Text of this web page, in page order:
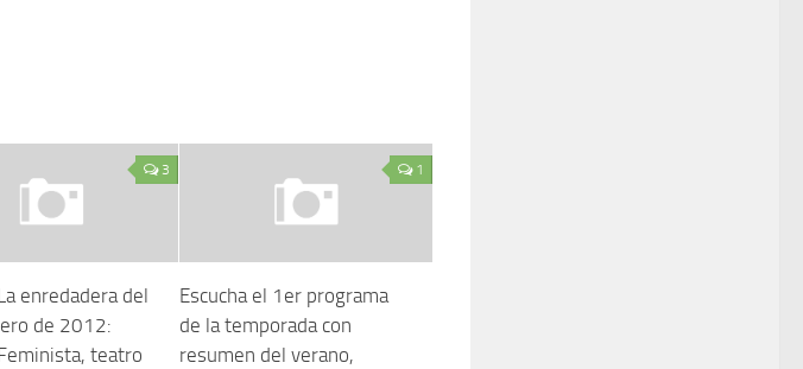
3
enredadera del
de 2012:
teatro
1
Escucha el 1er programa
de la temporada con
resumen del verano,